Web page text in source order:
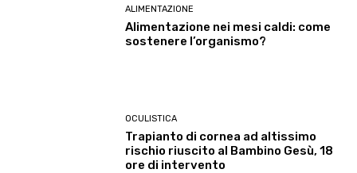
ALIMENTAZIONE
Alimentazione nei mesi caldi: come
sostenere l’organismo?
OCULISTICA
Trapianto di cornea ad altissimo
rischio riuscito al Bambino Gesù, 18
ore di intervento